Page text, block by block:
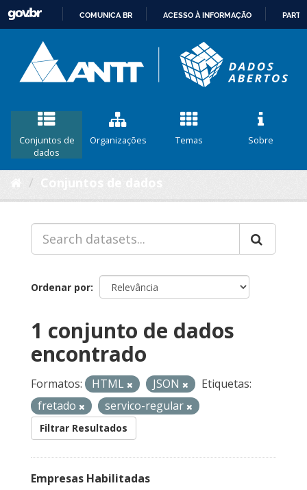
CONTEÚDO
COMUNICA BR ACESSO À INFORMAÇÃO
Conjuntos de
dados
Organizações Temas Sobre
Ordenar por
1 conjunto de dados
encontrado
Formatos: HTML JSON
Etiquetas:
fretado
servico-regular
Filtrar Resultados
Empresas Habilitadas